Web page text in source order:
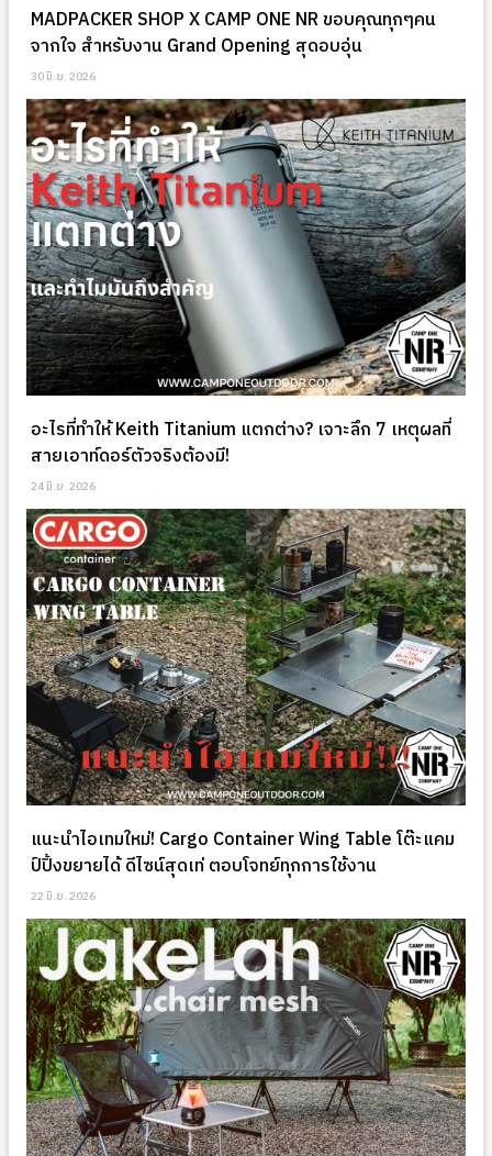
MADPACKER SHOP X CAMP ONE NR ขอบคุณทุกๆคน
จากใจ สำหรับงาน Grand Opening สุดอบอุ่น
30 มิ.ย. 2026
อะไรที่ทำให้ Keith Titanium แตกต่าง? เจาะลึก 7 เหตุผลที่
สายเอาท์ดอร์ตัวจริงต้องมี!
24 มิ.ย. 2026
แนะนำไอเทมใหม่! Cargo Container Wing Table โต๊ะแคม
ป์ปิ้งขยายได้ ดีไซน์สุดเท่ ตอบโจทย์ทุกการใช้งาน
22 มิ.ย. 2026